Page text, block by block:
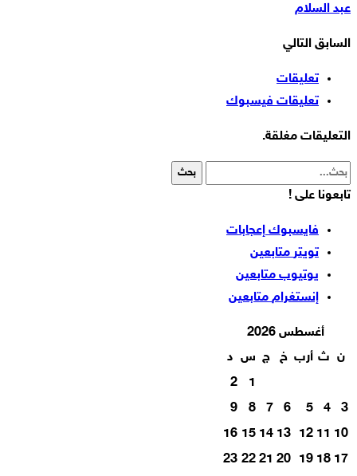
عبد السلام
السابق التالي
تعليقات
تعليقات فيسبوك
التعليقات مغلقة.
تابعونا على !
فايسبوك إعجابات
تويتر متابعين
يوتيوب متابعين
إنستغرام متابعين
أغسطس 2026
ن ث أرب خ ج س د
1
2
3
4
5
6
7
8
9
10
11
12
13
14
15
16
17
18
19
20
21
22
23